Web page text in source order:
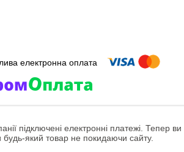
підключені електронні платежі. Тепер
будь-який товар не покидаючи сайту.